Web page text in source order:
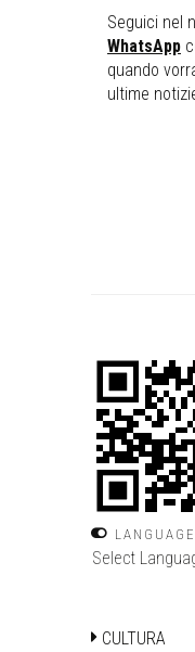
Seguici nel
WhatsApp
quando
ultime
LANGUAGE
Select
CULTURA